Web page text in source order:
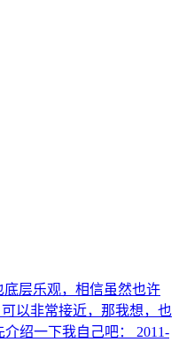
层乐观，相信虽然也许
以非常接近，那我想，也
绍一下我自己吧： 2011-